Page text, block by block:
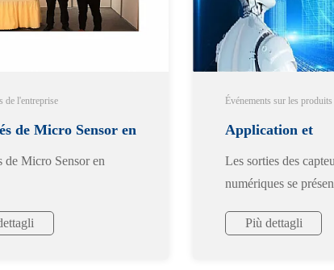
de l'entreprise
de Micro Sensor en
de Micro Sensor en
Événements sur les produits
Application et
programmation
de pression I2C
Les sorties des
numériques se
SPI, le bus
Più dettagli